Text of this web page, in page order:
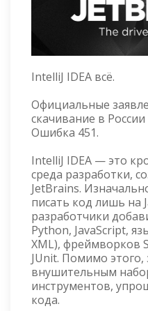
IntelliJ IDEA всё.
Официальные
скачивание в
Ошибка 451.
IntelliJ IDEA — это
среда разработки,
JetBrains.
писать код лишь на
разработчики
Python, JavaScript,
XML), фреймворков
JUnit. Помимо этого,
внушительным
инструментов,
кода.